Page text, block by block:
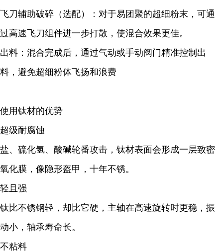
飞刀辅助破碎（选配）：对于易团聚的超细粉末，可通
过高速飞刀组件进一步打散，使混合效果更佳。
出料：混合完成后，通过气动或手动阀门精准控制出
料，避免超细粉体飞扬和浪费
使用钛材的优势
超级耐腐蚀
盐、硫化氢、酸碱轮番攻击，钛材表面会形成一层致密
氧化膜，像隐形盔甲，十年不锈。
轻且强
钛比不锈钢轻，却比它硬，主轴在高速旋转时更稳，振
动小，轴承寿命长。
不粘料